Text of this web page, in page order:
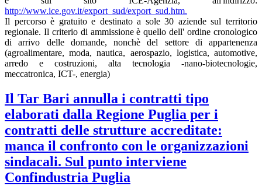
http://www.ice.gov.it/export_sud/export_sud.htm.
Il percorso è gratuito e destinato a sole 30 aziende sul territorio
regionale. Il criterio di ammissione è quello dell' ordine cronologico
di arrivo delle domande, nonchè del settore di appartenenza
(agroalimentare, moda, nautica, aerospazio, logistica, automotive,
arredo e costruzioni, alta tecnologia -nano-biotecnologie,
meccatronica, ICT-, energia)
Il Tar Bari annulla i contratti tipo
elaborati dalla Regione Puglia per i
contratti delle strutture accreditate:
manca il confronto con le organizzazioni
sindacali. Sul punto interviene
Confindustria Puglia